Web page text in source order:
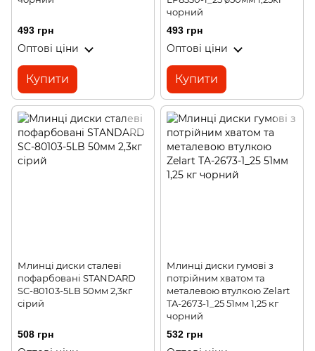
493 грн
Оптові ціни
Купити
чорний
493 грн
Оптові ціни
Купити
Млинці диски сталеві
пофарбовані STANDARD
SC-80103-5LB 50мм 2,3кг
сірий
508 грн
Млинці диски гумові з
потрійним хватом та
металевою втулкою Zelart
TA-2673-1_25 51мм 1,25 кг
чорний
532 грн